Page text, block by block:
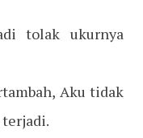
tolak ukurnya
Aku tidak